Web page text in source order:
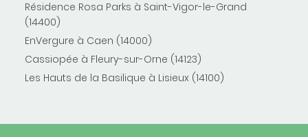
Résidence Rosa Parks à Saint-Vigor-le-Grand
(14400)
EnVergure à Caen (14000)
Cassiopée à Fleury-sur-Orne (14123)
Les Hauts de la Basilique à Lisieux (14100)